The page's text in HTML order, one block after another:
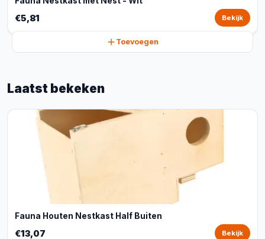
€5,81 Bekijk
Toevoegen
Laatst bekeken
Fauna Houten Nestkast Half Buiten
€13,07 Bekijk